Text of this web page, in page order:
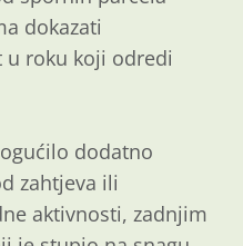
dokazati
roku koji odredi
dodatno
zahtjeva ili
aktivnosti, zadnjim